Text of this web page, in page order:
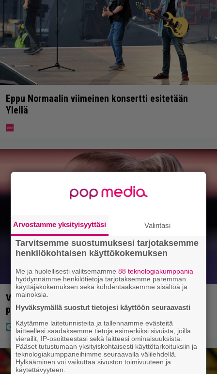
Eppu Normaalin viimeinen konsertti esitetään
Ylellä
Vappu Pimiä sai huonoa palvelua ravintolassa –
pettyi siellä kahteen asiaan
Arvostamme yksityisyyttäsi Valintasi
Tarvitsemme suostumuksesi tarjotaksemme
henkilökohtaisen käyttökokemuksen
Me ja huolellisesti valitsemamme88 teknologiakumppania
hyödynnämme henkilötietoja tarjotaksemme paremman
käyttäjäkokemuksen sekä kohdentaaksemme sisältöä ja
mainoksia.
Hyväksymällä suostut tietojesi käyttöön seuraavasti
Käytämme laitetunnisteita ja tallennamme evästeitä
laitteellesi saadaksemme tietoja esimerkiksi sivuista, joilla
vierailit, IP-osoitteestasi sekä laitteesi ominaisuuksista.
Pääset tutustumaan yksityiskohtaisesti käyttötarkoituksiin ja
teknologiakumppaneihimme seuraavalla välilehdellä.
Hylkääminen voi vaikuttaa sivuston toimivuuteen ja
käytettävyyteen.